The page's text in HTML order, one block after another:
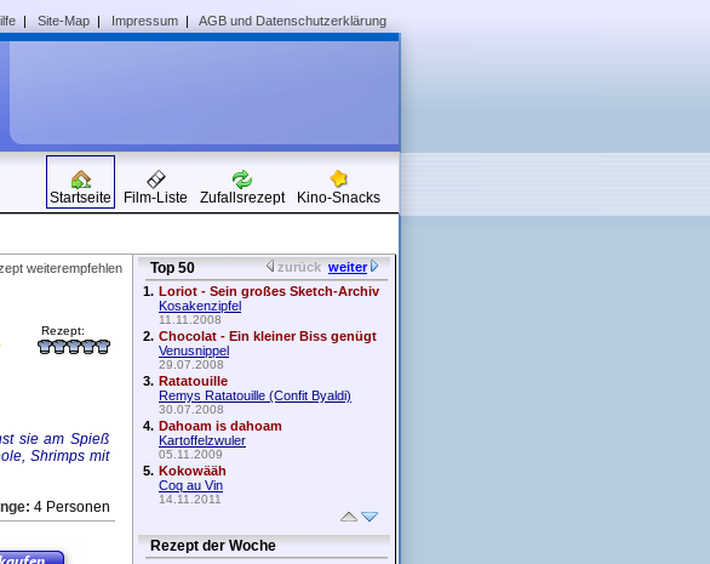
| Site-Map | Impressum | AGB und Datenschutzerklärung
Startseite Film-Liste Zufallsrezept Kino-Snacks
weiterempfehlen
Rezept:
sie am Spieß
Shrimps mit
4 Personen
zurück weiter
Top 50
1. Loriot - Sein großes Sketch-Archiv
Kosakenzipfel
11.11.2008
2. Chocolat - Ein kleiner Biss genügt
Venusnippel
29.07.2008
3. Ratatouille
Remys Ratatouille (Confit Byaldi)
30.07.2008
4. Dahoam is dahoam
Kartoffelzwuler
05.11.2009
5. Kokowääh
Coq au Vin
14.11.2011
Rezept der Woche